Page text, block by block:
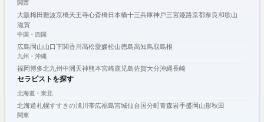
関西
大阪梅田難波京橋天王寺心斎橋日本橋十三兵庫神戸三宮姫路京都奈良和歌山
滋賀
中国・四国
広島岡山山口下関香川高松愛媛松山徳島高知鳥取島根
九州・沖縄
福岡博多北九州中洲天神熊本宮崎鹿児島佐賀大分沖縄長崎
セラピストを探す
北海道・東北
北海道札幌すすきの旭川帯広福島宮城仙台国分町青森岩手盛岡山形秋田
関東